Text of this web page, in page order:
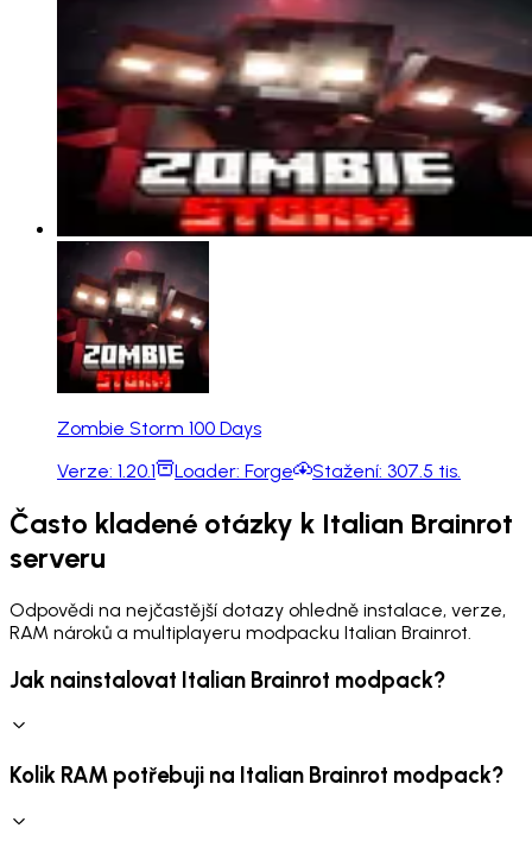
Zombie Storm 100 Days
Verze: 1.20.1 Loader: Forge Stažení: 307.5 tis.
Často kladené otázky k Italian Brainrot
serveru
Odpovědi na nejčastější dotazy ohledně instalace, verze,
RAM nároků a multiplayeru modpacku Italian Brainrot.
Jak nainstalovat Italian Brainrot modpack?
Kolik RAM potřebuji na Italian Brainrot modpack?